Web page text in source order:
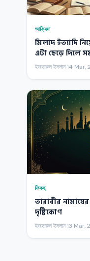
আক্বিদা
মিলাদ ইত্যাদি
এটা ছেড়ে দিলে
ইজহারুল ইসলাম·14 Mar,
ফিকহ
তারাবীর
দৃষ্টিকোণ
ইজহারুল ইসলাম·13 Mar,